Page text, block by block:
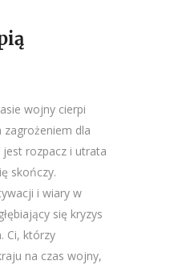
wojny cierpi
zagrożeniem dla
rozpacz i utrata
skończy.
i wiary w
się kryzys
Ci, którzy
na czas wojny,